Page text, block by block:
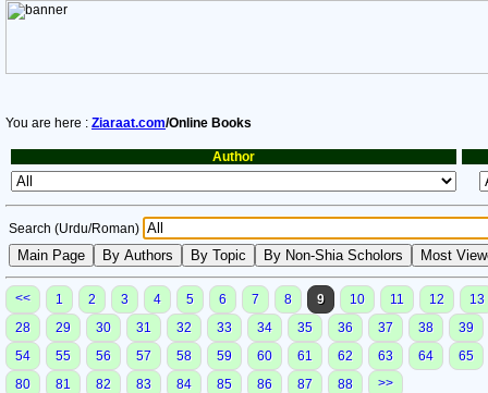
You are here : Ziaraat.com/Online Books
Author
Search (Urdu/Roman)
<< 1 2 3 4 5 6 7 8 9 10 11 12
13
28
29 30 31 32 33 34 35 36 37 38
39
54
55 56 57 58 59 60 61 62 63 64
65
80
81 82 83 84 85 86 87 88
>>